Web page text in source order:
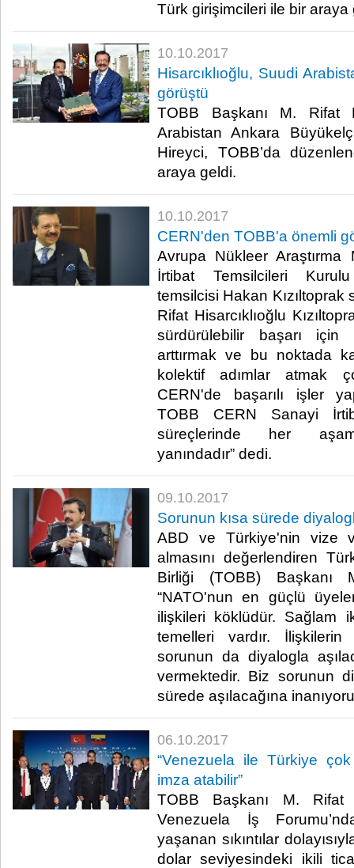
Türk girişimcileri ile bir araya
10.10.2017
Hisarcıklıoğlu, Suudi
görüştü
TOBB Başkanı M. Rifat
Arabistan Ankara
Hireyci, TOBB’da
araya geldi.​
10.10.2017
CERN'den TOBB'a önemli
Avrupa Nükleer Araştırma
İrtibat Temsilcileri
temsilcisi Hakan Kızıltoprak
Rifat Hisarcıklıoğlu
sürdürülebilir başarı
arttırmak ve bu noktada
kolektif adımlar atmak
CERN'de başarılı işler
TOBB CERN Sanayi
süreçlerinde her
yanındadır” dedi.​
09.10.2017
Sorunun kısa sürede
ABD ve Türkiye'nin vize
almasını değerlendiren
Birliği (TOBB) Başkanı
“NATO'nun en güçlü
ilişkileri köklüdür. Sağlam
temelleri vardır.
sorunun da diyalogla
vermektedir. Biz sorunun
sürede aşılacağına
06.10.2017
“Venezuela ile Türkiye
imza atabilir”
TOBB Başkanı M. Rifat
Venezuela İş
yaşanan sıkıntılar
dolar seviyesindeki ikili